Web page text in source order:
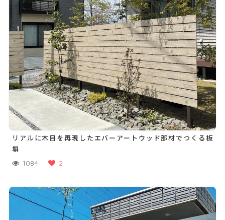
リアルに木目を再現したエバーアートウッド部材でつくる板
塀
1084 2